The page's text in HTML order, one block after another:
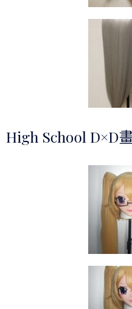
High School D×D